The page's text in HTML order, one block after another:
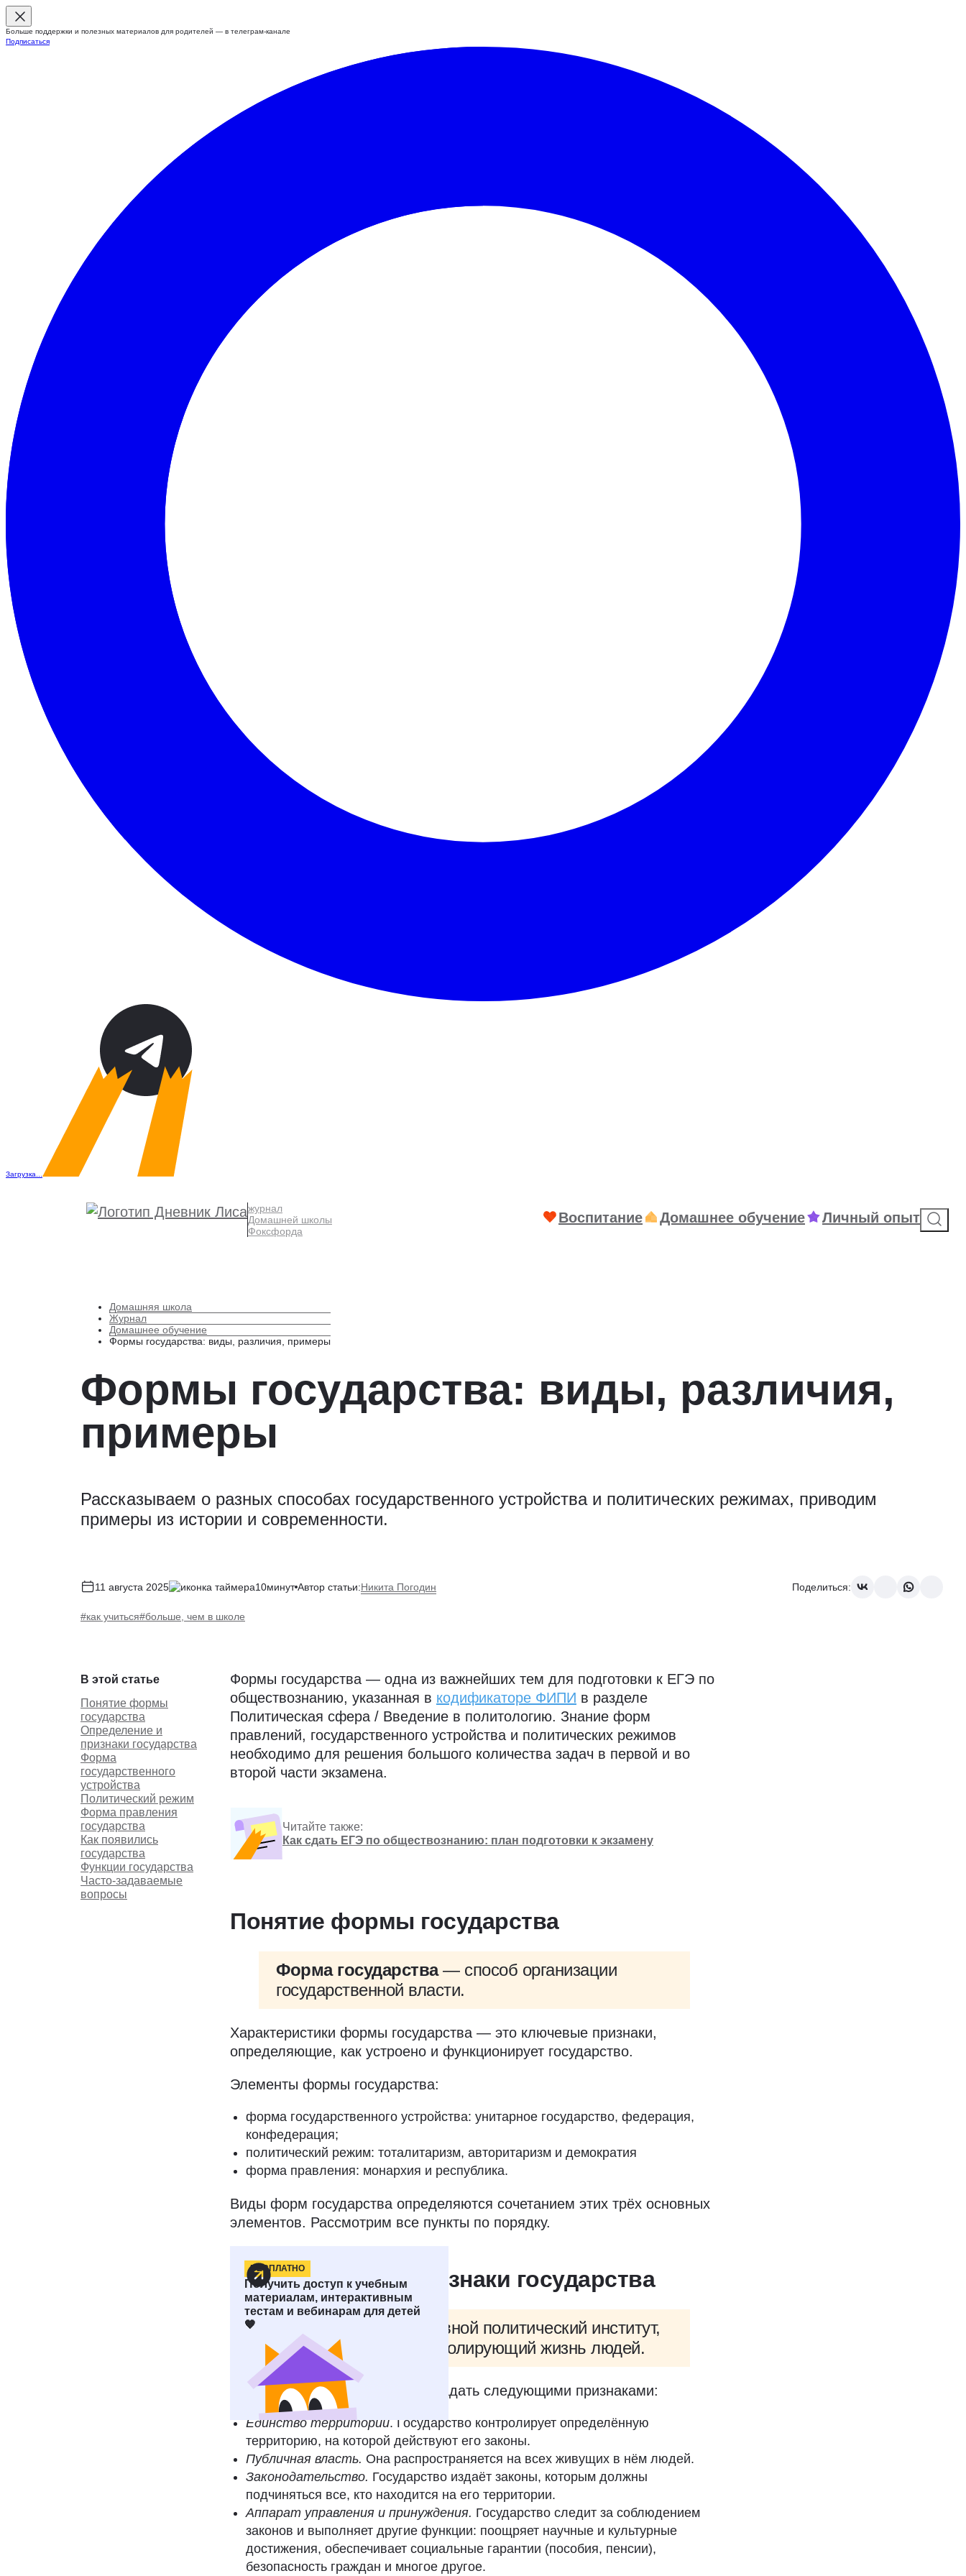
Больше поддержки и полезных материалов для родителей — в телеграм-канале
Подписаться
Загрузка...
журнал
Домашней школы
Фоксфорда
Воспитание Домашнее обучение Личный опыт
Домашняя школа
Журнал
Домашнее обучение
Формы государства: виды, различия, примеры
Формы государства: виды, различия,
примеры
Рассказываем о разных способах государственного устройства и политических режимах, приводим
примеры из истории и современности.
11 августа 2025 10минут Автор статьи:Никита Погодин Поделиться:
#как учиться#больше, чем в школе
В этой статье
Понятие формы
государства
Определение и
признаки государства
Форма
государственного
устройства
Политический режим
Форма правления
государства
Как появились
государства
Функции государства
Часто-задаваемые
вопросы
Формы государства — одна из важнейших тем для подготовки к ЕГЭ по
обществознанию, указанная в кодификаторе ФИПИ в разделе
Политическая сфера / Введение в политологию. Знание форм
правлений, государственного устройства и политических режимов
необходимо для решения большого количества задач в первой и во
второй части экзамена.
Читайте также:
Как сдать ЕГЭ по обществознанию: план подготовки к экзамену
Понятие формы государства
Форма государства— способ организации
государственной власти.
Характеристики формы государства — это ключевые признаки,
определяющие, как устроено и функционирует государство.
Элементы формы государства:
форма государственного устройства: унитарное государство, федерация,
конфедерация;
политический режим: тоталитаризм, авторитаризм и демократия
форма правления: монархия и республика.
Виды форм государства определяются сочетанием этих трёх основных
элементов. Рассмотрим все пункты по порядку.
БЕСПЛАТНО
Получить доступ к учебным
материалам, интерактивным
тестам и вебинарам для детей
🧡
Определение и признаки государства
— основной политический институт,
организующий и контролирующий жизнь людей.
Любое государство должно обладать следующими признаками:
Единство территории. Государство контролирует определённую
территорию, на которой действуют его законы.
Публичная власть. Она распространяется на всех живущих в нём людей.
Законодательство. Государство издаёт законы, которым должны
подчиняться все, кто находится на его территории.
Аппарат управления и принуждения. Государство следит за соблюдением
законов и выполняет другие функции: поощряет научные и культурные
достижения, обеспечивает социальные гарантии (пособия, пенсии),
безопасность граждан и многое другое.